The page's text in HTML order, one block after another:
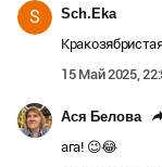
S Sch.Eka
15 Май 2025,
Ася Белова
ага! 😉😂